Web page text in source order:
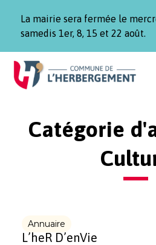
La mairie sera fermée le
samedis 1er, 8, 15 et 22 août.
Aller
Aller
contenu
Aller
pied
Catégorie
Annuaire
L’heR D’enVie